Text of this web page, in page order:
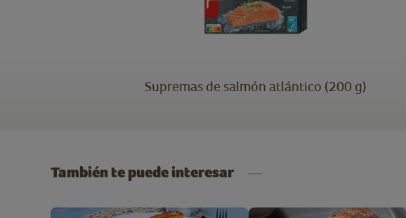
Supremas de salmón atlántico (200 g)
También te puede interesar